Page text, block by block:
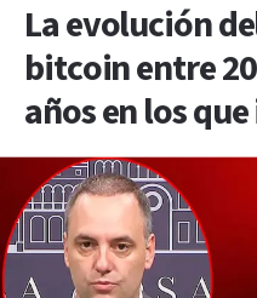
La evolución
bitcoin entre
años en los